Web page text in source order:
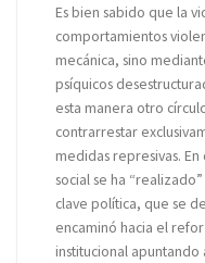
Es bien sabido que la
comportamientos
mecánica, sino
psíquicos
esta manera otro
contrarrestar
medidas represivas.
social se ha
clave política, que se
encaminó hacia el
institucional